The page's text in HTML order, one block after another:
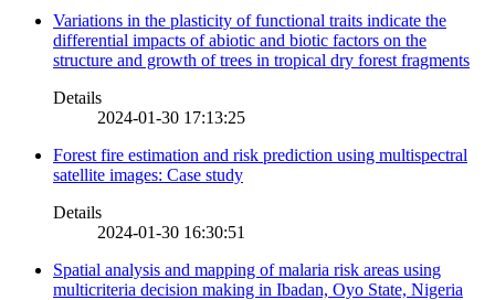
Variations in the plasticity of functional traits indicate the
differential impacts of abiotic and biotic factors on the
structure and growth of trees in tropical dry forest fragments
Details
2024-01-30 17:13:25
Forest fire estimation and risk prediction using multispectral
satellite images: Case study
Details
2024-01-30 16:30:51
Spatial analysis and mapping of malaria risk areas using
multicriteria decision making in Ibadan, Oyo State, Nigeria